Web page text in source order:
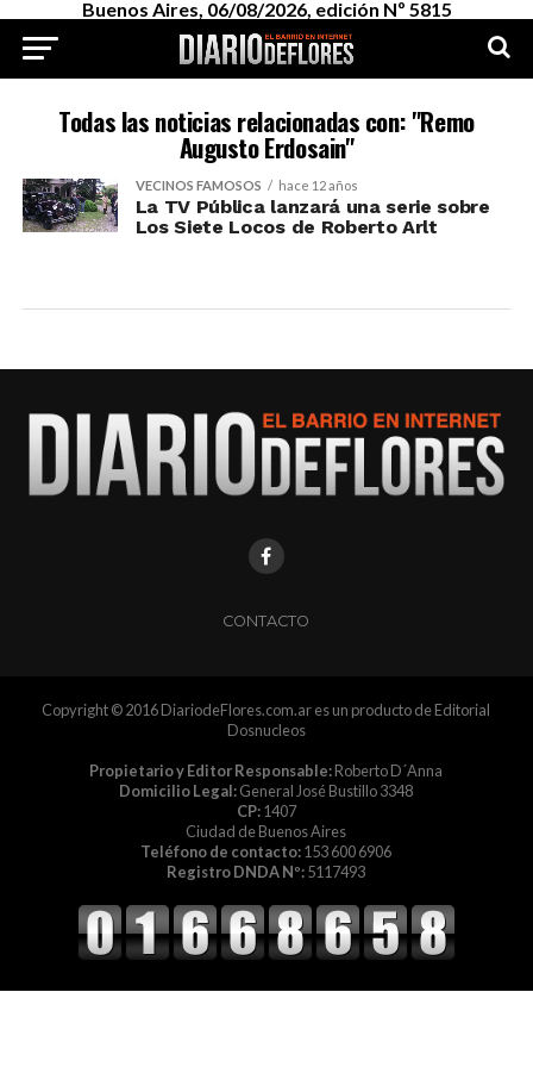
Buenos Aires, 06/08/2026, edición Nº 5815
Todas las noticias relacionadas con: "Remo
Augusto Erdosain"
VECINOS FAMOSOS hace 12 años
La TV Pública lanzará una serie sobre
Los Siete Locos de Roberto Arlt
CONTACTO
Copyright © 2016 DiariodeFlores.com.ar es un producto de Editorial
Dosnucleos
Propietario y Editor Responsable:Roberto D´Anna
Domicilio Legal:General José Bustillo 3348
CP:1407
Ciudad de Buenos Aires
Teléfono de contacto:153 600 6906
Registro DNDA Nº:5117493